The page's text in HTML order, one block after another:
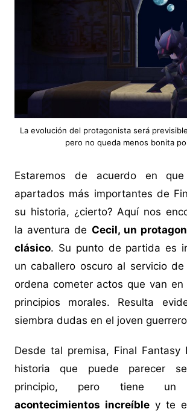
La evolución del protagonista será
pero no queda menos bonita
Estaremos de acuerdo en
apartados más importantes de
su historia, ¿cierto? Aquí nos
la aventura de Cecil, un
clásico. Su punto de partida es
un caballero oscuro al servicio
ordena cometer actos que van
principios morales. Resulta
siembra dudas en el joven
Desde tal premisa, Final Fantasy
historia que puede parecer
principio, pero tiene
acontecimientos increíbley te